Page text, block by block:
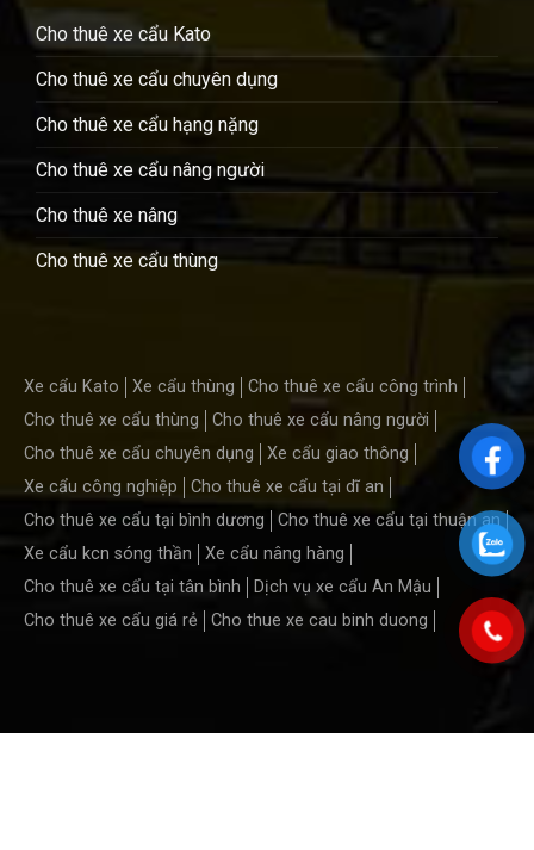
Cho thuê xe cẩu Kato
Cho thuê xe cẩu chuyên dụng
Cho thuê xe cẩu hạng nặng
Cho thuê xe cẩu nâng người
Cho thuê xe nâng
Cho thuê xe cẩu thùng
Xe cẩu Kato Xe cẩu thùng
Cho thuê xe cẩu công trình
Cho thuê xe cẩu thùng
Cho thuê xe cẩu nâng người
Cho thuê xe cẩu chuyên dụng
Xe cẩu giao thông
Xe cẩu công nghiệp
Cho thuê xe cẩu tại dĩ an
Cho thuê xe cẩu tại bình dương
Cho thuê xe cẩu tại thuận an
Xe cẩu kcn sóng thần
Xe cẩu nâng hàng
Cho thuê xe cẩu tại tân bình
Dịch vụ xe cẩu An Mậu
Cho thuê xe cẩu giá rẻ
Cho thue xe cau binh duong